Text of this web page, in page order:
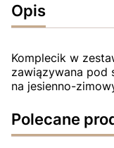
Opis
Komplecik w
zawiązywana pod
na jesienno-
Polecane